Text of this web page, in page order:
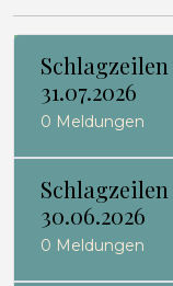
Schlagzeilen
31.07.2026
0 Meldungen
Schlagzeilen
30.06.2026
0 Meldungen